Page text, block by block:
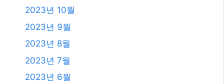
2023년 10월
2023년 9월
2023년 8월
2023년 7월
2023년 6월